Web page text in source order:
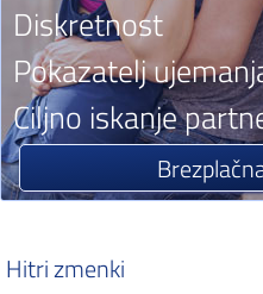
Diskretnost
Pokazatelj
Ciljno iskanje
Hitri zmenki